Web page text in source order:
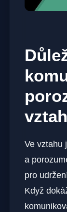
Ve vztahu
a
pro
Když